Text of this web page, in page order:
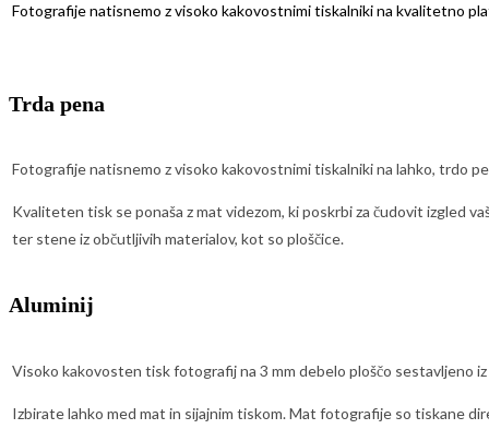
Fotografije natisnemo z visoko kakovostnimi tiskalniki na kvalitetno
Trda pena
Fotografije natisnemo z visoko kakovostnimi tiskalniki na lahko, trdo
Kvaliteten tisk se ponaša z mat videzom, ki poskrbi za čudovit izgled
ter stene iz občutljivih materialov, kot so ploščice.
Aluminij
Visoko kakovosten tisk fotografij na 3 mm debelo ploščo sestavljeno
Izbirate lahko med mat in sijajnim tiskom. Mat fotografije so tiskane